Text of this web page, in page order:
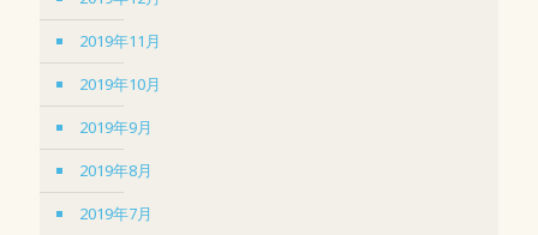
2019年11月
2019年10月
2019年9月
2019年8月
2019年7月